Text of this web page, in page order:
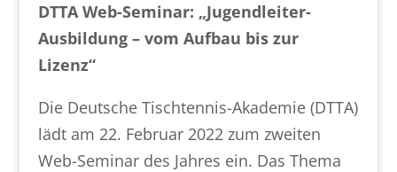
DTTA Web-Seminar: „Jugendleiter-
Ausbildung – vom Aufbau bis zur
Lizenz“
Die Deutsche Tischtennis-Akademie (DTTA)
lädt am 22. Februar 2022 zum zweiten
Web-Seminar des Jahres ein. Das Thema